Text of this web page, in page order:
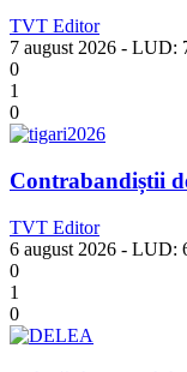
TVT Editor
7 august 2026 - LUD:
0
1
0
Contrabandiștii
TVT Editor
6 august 2026 - LUD:
0
1
0